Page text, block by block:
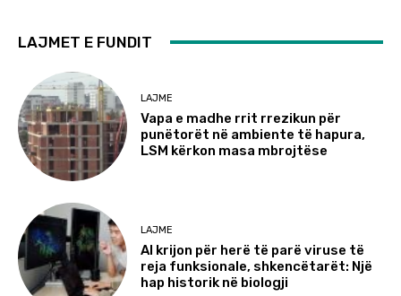
LAJMET E FUNDIT
LAJME
Vapa e madhe rrit rrezikun për
punëtorët në ambiente të hapura,
LSM kërkon masa mbrojtëse
LAJME
AI krijon për herë të parë viruse të
reja funksionale, shkencëtarët: Një
hap historik në biologji